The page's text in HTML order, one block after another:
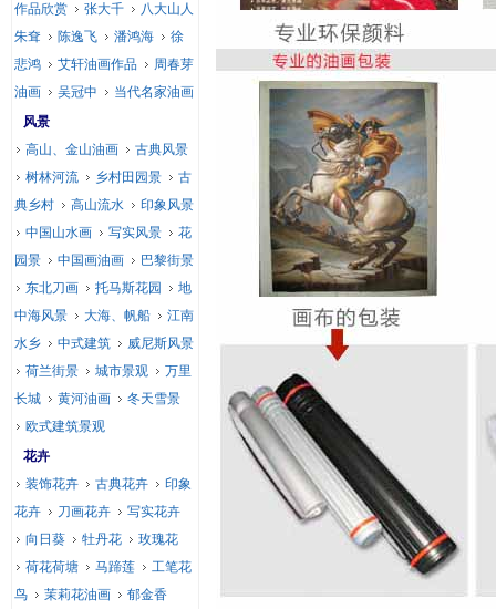
作品欣赏
张大千
八大山人
朱耷
陈逸飞 潘鸿海
徐
悲鸿
艾轩油画作品
周春芽
油画
吴冠中
当代名家油画
风景
高山、金山油画
古典风景
树林河流
乡村田园景
古
典乡村
高山流水
印象风景
中国山水画
写实风景
花
园景
中国画油画
巴黎街景
东北刀画
托马斯花园
地
中海风景
大海、帆船
江南
水乡
中式建筑
威尼斯风景
荷兰街景
城市景观
万里
长城
黄河油画
冬天雪景
欧式建筑景观
花卉
装饰花卉
古典花卉
印象
花卉
刀画花卉
写实花卉
向日葵
牡丹花
玫瑰花
荷花荷塘
马蹄莲
工笔花
鸟
茉莉花油画
郁金香